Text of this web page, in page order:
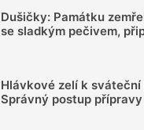
Dušičky: Památku
se sladkým pečivem,
Hlávkové zelí k sváteční
Správný postup přípravy